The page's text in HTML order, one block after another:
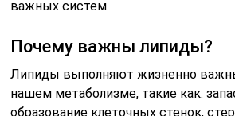
важных систем.
Почему важны липиды?
Липиды выполняют жизненно
нашем метаболизме, такие как:
образование клеточных стенок,